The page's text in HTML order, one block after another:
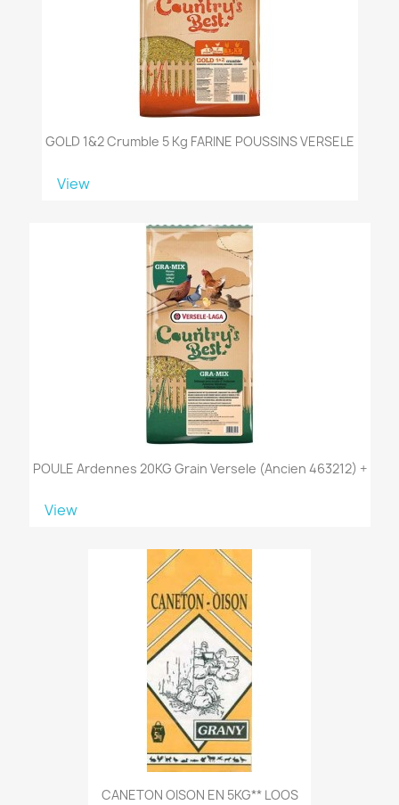
GOLD 1&2 Crumble 5 Kg FARINE POUSSINS VERSELE
View
POULE Ardennes 20KG Grain Versele (ancien 463212) +
View
CANETON OISON EN 5KG** LOOS